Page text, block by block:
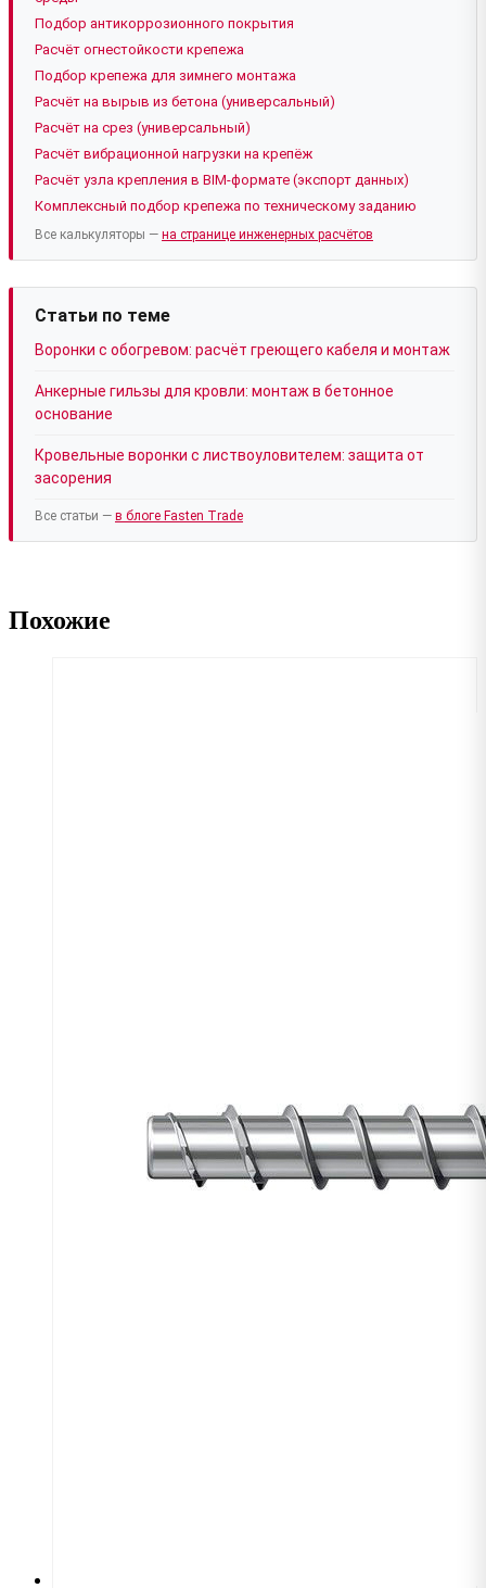
Подбор антикоррозионного покрытия
Расчёт огнестойкости крепежа
Подбор крепежа для зимнего монтажа
Расчёт на вырыв из бетона (универсальный)
Расчёт на срез (универсальный)
Расчёт вибрационной нагрузки на крепёж
Расчёт узла крепления в BIM-формате (экспорт данных)
Комплексный подбор крепежа по техническому заданию
Все калькуляторы — на странице инженерных расчётов
Статьи по теме
Воронки с обогревом: расчёт греющего кабеля и монтаж
Анкерные гильзы для кровли: монтаж в бетонное
основание
Кровельные воронки с листвоуловителем: защита от
засорения
Все статьи — в блоге Fasten Trade
Похожие